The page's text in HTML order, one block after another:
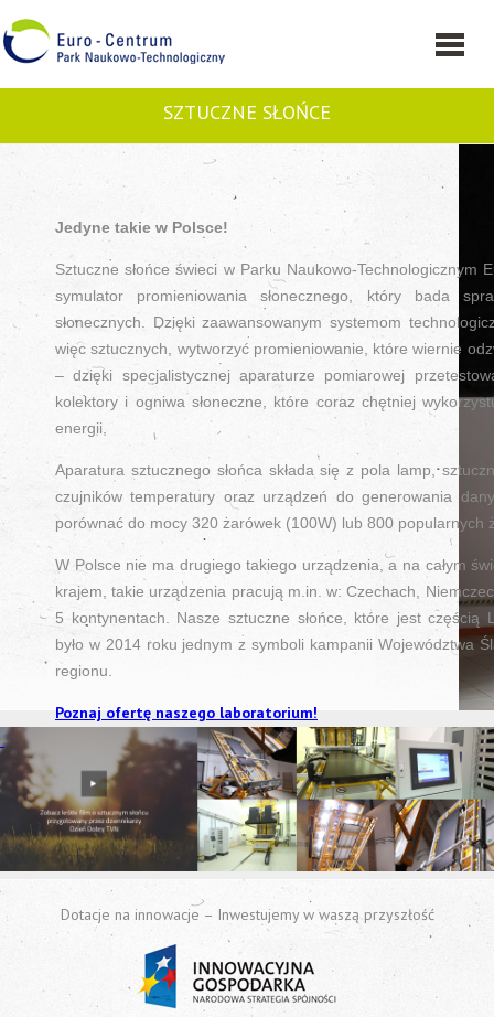
SZTUCZNE SŁOŃCE
Jedyne takie w Polsce!
Sztuczne słońce świeci w Parku Naukowo-
symulator promieniowania słonecznego, który bada
słonecznych. Dzięki zaawansowanym systemom
więc sztucznych, wytworzyć promieniowanie, które wiernie
– dzięki specjalistycznej aparaturze pomiarowej
kolektory i ogniwa słoneczne, które coraz chętniej
energii.
Aparatura sztucznego słońca składa się z pola lamp,
czujników temperatury oraz urządzeń do generowania
porównać do mocy 320 żarówek (100W) lub 800
W Polsce nie ma drugiego takiego urządzenia, a na całym
krajem, takie urządzenia pracują m.in. w: Czechach,
5 kontynentach. Nasze sztuczne słońce, które jest częścią
było w 2014 roku jednym z symboli kampanii Województwa
regionu.
Poznaj ofertę naszego laboratorium!
Dotacje na innowacje – Inwestujemy w waszą przyszłość